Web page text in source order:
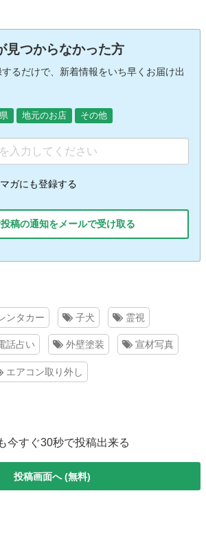
見つからなかった方
るだけで、新着情報をいち早くお届け出
地元のお店 その他
ガにも登録する
稿の通知をメールで受け取る
ンタカー 子犬 霊視
話占い 外壁塗装 宣材写真
エアコン取り外し
今すぐ30秒で投稿出来る
投稿画面へ (無料)